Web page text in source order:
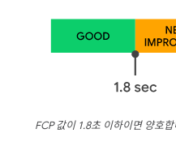
FCP 값이 1.8초 이하이면 양호